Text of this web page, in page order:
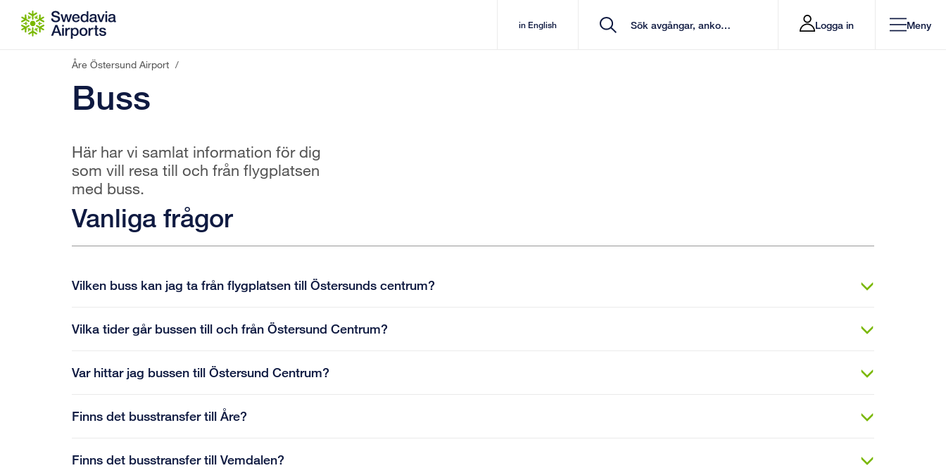
Gå till innehåll
in English Logga in Meny
Åre Östersund Airport /
Buss
Här har vi samlat information för dig
som vill resa till och från flygplatsen
med buss.
Vanliga frågor
Vilken buss kan jag ta från flygplatsen till Östersunds centrum?
Vilka tider går bussen till och från Östersund Centrum?
Var hittar jag bussen till Östersund Centrum?
Finns det busstransfer till Åre?
Finns det busstransfer till Vemdalen?